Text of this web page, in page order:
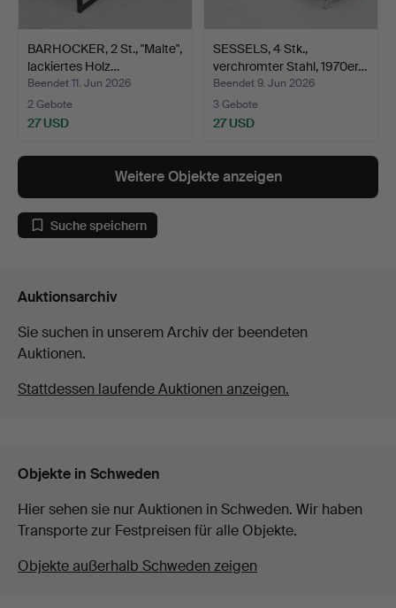
BARHOCKER, 2 St., "Malte",
lackiertes Holz…
Beendet 11. Jun 2026
2 Gebote
27 USD
SESSELS, 4 Stk.,
verchromter Stahl, 1970er…
Beendet 9. Jun 2026
3 Gebote
27 USD
Weitere Objekte anzeigen
Suche speichern
Auktionsarchiv
Sie suchen in unserem Archiv der beendeten
Auktionen.
Stattdessen laufende Auktionen anzeigen.
Objekte in Schweden
Hier sehen sie nur Auktionen in Schweden. Wir haben
Transporte zur Festpreisen für alle Objekte.
Objekte außerhalb Schweden zeigen